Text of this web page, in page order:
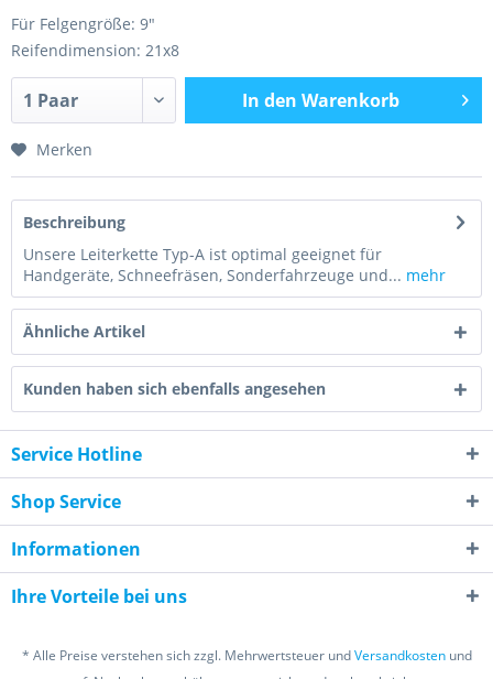
Für Felgengröße: 9"
Reifendimension: 21x8
In den Warenkorb
Merken
Beschreibung
Unsere Leiterkette Typ-A ist optimal geeignet für
Handgeräte, Schneefräsen, Sonderfahrzeuge und... mehr
Ähnliche Artikel
Kunden haben sich ebenfalls angesehen
Service Hotline
Shop Service
Informationen
Ihre Vorteile bei uns
* Alle Preise verstehen sich zzgl. Mehrwertsteuer undVersandkostenund